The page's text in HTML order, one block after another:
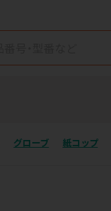
グローブ 紙コップ